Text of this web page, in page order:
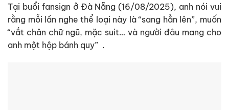
Tại buổi fansign ở Đà Nẵng (16/08/2025), anh nói vui
rằng mỗi lần nghe thể loại này là “sang hẳn lên”, muốn
“vắt chân chữ ngũ, mặc suit… và người đâu mang cho
anh một hộp bánh quy” .